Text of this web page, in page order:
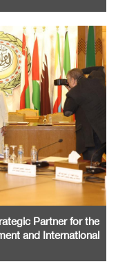
Partner for the
and International